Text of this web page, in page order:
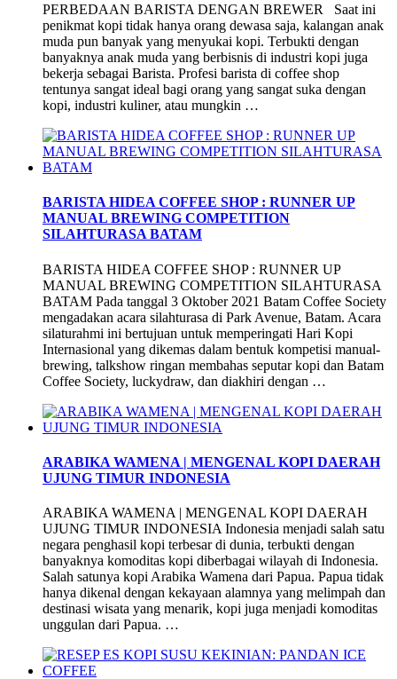
PERBEDAAN BARISTA DENGAN BREWER Saat ini
penikmat kopi tidak hanya orang dewasa saja, kalangan anak
muda pun banyak yang menyukai kopi. Terbukti dengan
banyaknya anak muda yang berbisnis di industri kopi juga
bekerja sebagai Barista. Profesi barista di coffee shop
tentunya sangat ideal bagi orang yang sangat suka dengan
kopi, industri kuliner, atau mungkin …
BARISTA HIDEA COFFEE SHOP : RUNNER UP
MANUAL BREWING COMPETITION
SILAHTURASA BATAM
BARISTA HIDEA COFFEE SHOP : RUNNER UP
MANUAL BREWING COMPETITION SILAHTURASA
BATAM Pada tanggal 3 Oktober 2021 Batam Coffee Society
mengadakan acara silahturasa di Park Avenue, Batam. Acara
silaturahmi ini bertujuan untuk memperingati Hari Kopi
Internasional yang dikemas dalam bentuk kompetisi manual-
brewing, talkshow ringan membahas seputar kopi dan Batam
Coffee Society, luckydraw, dan diakhiri dengan …
ARABIKA WAMENA | MENGENAL KOPI DAERAH
UJUNG TIMUR INDONESIA
ARABIKA WAMENA | MENGENAL KOPI DAERAH
UJUNG TIMUR INDONESIA Indonesia menjadi salah satu
negara penghasil kopi terbesar di dunia, terbukti dengan
banyaknya komoditas kopi diberbagai wilayah di Indonesia.
Salah satunya kopi Arabika Wamena dari Papua. Papua tidak
hanya dikenal dengan kekayaan alamnya yang melimpah dan
destinasi wisata yang menarik, kopi juga menjadi komoditas
unggulan dari Papua. …